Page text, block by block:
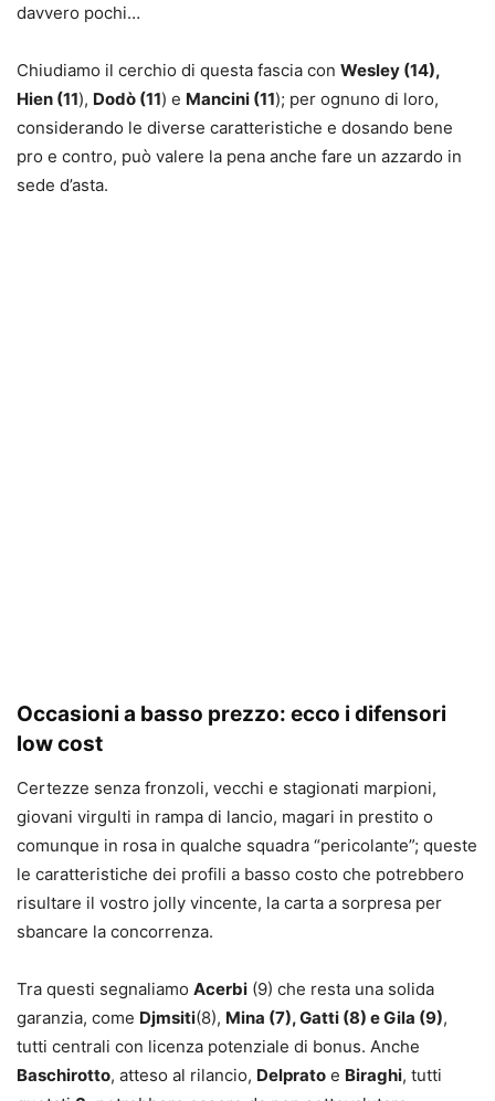
davvero pochi…
Chiudiamo il cerchio di questa fascia con Wesley (14),
Hien (11), Dodò (11) e Mancini (11); per ognuno di loro,
considerando le diverse caratteristiche e dosando bene
pro e contro, può valere la pena anche fare un azzardo in
sede d’asta.
Occasioni a basso prezzo: ecco i difensori
low cost
Certezze senza fronzoli, vecchi e stagionati marpioni,
giovani virgulti in rampa di lancio, magari in prestito o
comunque in rosa in qualche squadra “pericolante”; queste
le caratteristiche dei profili a basso costo che potrebbero
risultare il vostro jolly vincente, la carta a sorpresa per
sbancare la concorrenza.
Tra questi segnaliamo Acerbi (9) che resta una solida
garanzia, come Djmsiti(8), Mina (7), Gatti (8) e Gila (9),
tutti centrali con licenza potenziale di bonus. Anche
Baschirotto, atteso al rilancio, Delprato e Biraghi, tutti